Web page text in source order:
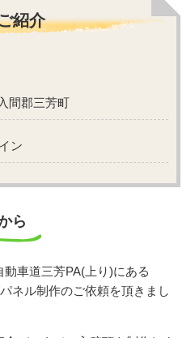
紹介
間郡三芳町
ン
ら
車道三芳PA(上り)にある
ネル制作のご依頼を頂きまし